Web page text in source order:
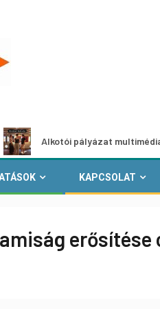
pályázat multimédia-kiállításhoz
KAPCSOLAT